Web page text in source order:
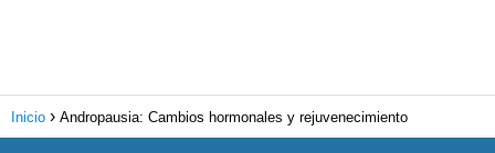
Inicio Andropausia: Cambios hormonales y rejuvenecimiento